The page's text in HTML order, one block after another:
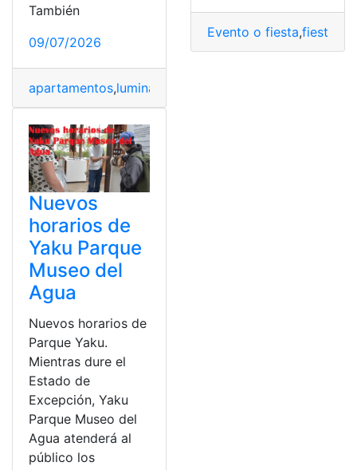
También
09/07/2026
apartamentos,luminaria
Evento o fiesta,fiestas
Nuevos
horarios de
Yaku Parque
Museo del
Agua
Nuevos horarios de
Parque Yaku.
Mientras dure el
Estado de
Excepción, Yaku
Parque Museo del
Agua atenderá al
público los